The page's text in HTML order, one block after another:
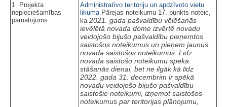
1. Projekta
nepieciešamības
pamatojums
Administratīvo teritoriju un apdzīvoto vietu
likuma Pārejas noteikumu 17. punkts noteic,
ka 2021. gada pašvaldību vēlēšanās
ievēlētā novada dome izvērtē novadu
veidojošo bijušo pašvaldību pieņemtos
saistošos noteikumus un pieņem jaunus
novada saistošos noteikumus. Līdz
novada saistošo noteikumu spēkā
stāšanās dienai, bet ne ilgāk kā līdz
2022. gada 31. decembrim ir spēkā
novadu veidojošo bijušo pašvaldību
saistošie noteikumi, izņemot saistošos
noteikumus par teritorijas plānojumu,